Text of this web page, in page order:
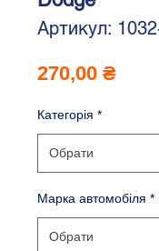
Артикул:
270,00 ₴Ціна
Категорія *
Обрати
Марка автомобіля *
Обрати